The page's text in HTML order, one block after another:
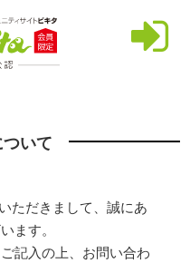
いて
ただきまして、誠にあ
ます。
記入の上、お問い合わ